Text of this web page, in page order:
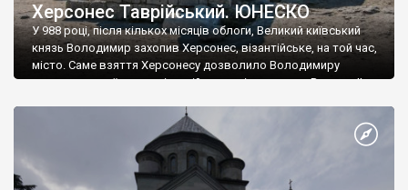
Херсонес Таврійський. ЮНЕСКО
У 988 році, після кількох місяців облоги, Великий київський
князь Володимир захопив Херсонес, візантійське, на той час,
місто. Саме взяття Херсонесу дозволило Володимиру
диктувати свої умови візантійському імператору Василю ІІ, та
Херсонесі Володимир-язичник, став Василем-християнином.
А потім було Хрещення Русі. На честь Херсонесу Таврійського